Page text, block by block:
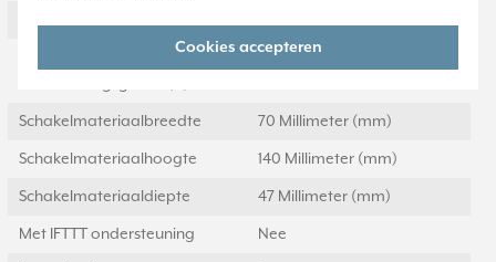
Cookies accepteren
IP44
Schakelmateriaalbreedte 70 Millimeter (mm)
Schakelmateriaalhoogte 140 Millimeter (mm)
Schakelmateriaaldiepte 47 Millimeter (mm)
Met IFTTT ondersteuning Nee